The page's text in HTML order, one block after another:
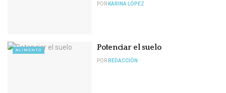
POR KARINA LÓPEZ
ALIMENTO Potenciar el suelo
POR REDACCIÓN